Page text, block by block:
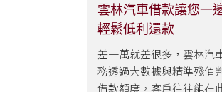
雲林汽車借款讓您一
輕鬆低利還款
差一萬就差很多，雲林汽
務透過大數據與精準殘值
借款額度，客戶往往能在